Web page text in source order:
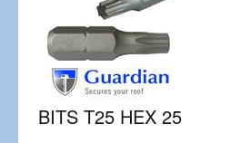
BITS T25 HEX 25